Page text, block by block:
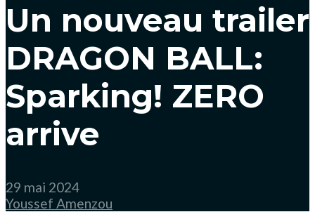
Un nouveau trailer
DRAGON BALL:
Sparking! ZERO
arrive
29 mai 2024
Youssef Amenzou